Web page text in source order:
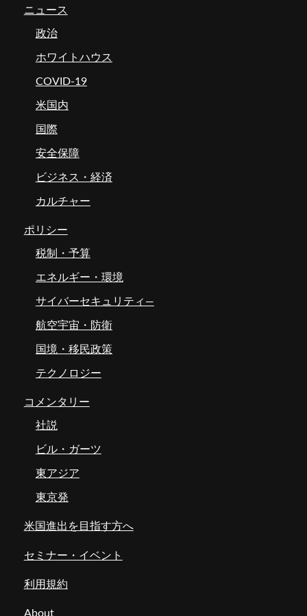
ニュース
政治
ホワイトハウス
COVID-19
米国内
国際
安全保障
ビジネス・経済
カルチャー
ポリシー
税制・予算
エネルギー・環境
サイバーセキュリティ―
航空宇宙・防衛
国境・移民政策
テクノロジー
コメンタリー
社説
ビル・ガーツ
東アジア
東京発
米国進出を目指す方へ
セミナー・イベント
利用規約
About